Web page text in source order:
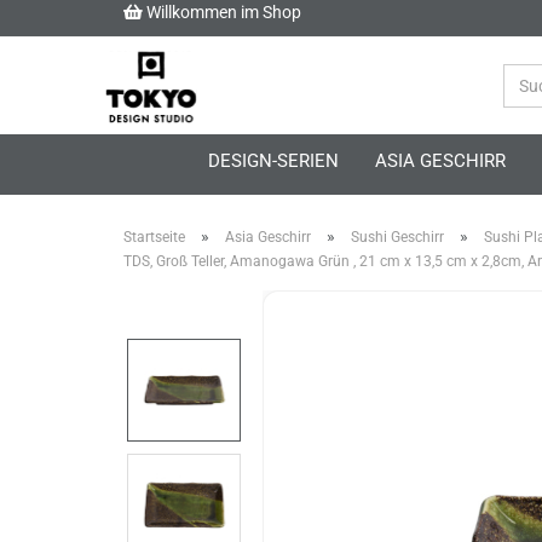
Willkommen im Shop
DESIGN-SERIEN ASIA GESCHIRR
Startseite » Asia Geschirr » Sushi Geschirr » Sushi
TDS, Groß Teller, Amanogawa Grün , 21 cm x 13,5 cm x 2,8cm,